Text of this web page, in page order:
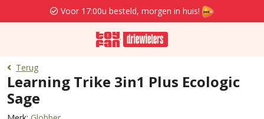
Voor 17:00u besteld, morgen in huis!
Terug
Learning Trike 3in1 Plus Ecologic
Sage